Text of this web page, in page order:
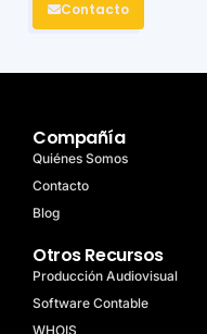
Contacto
Compañía
Quiénes Somos
Contacto
Blog
Otros Recursos
Producción Audiovisual
Software Contable
WHOIS